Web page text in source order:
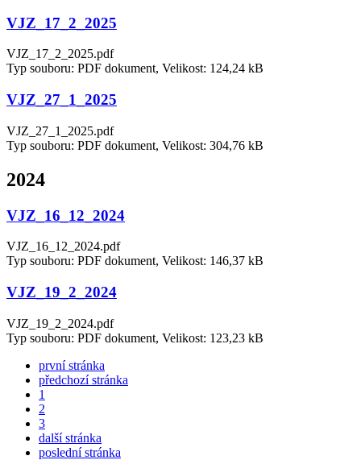
VJZ_17_2_2025
VJZ_17_2_2025.pdf
Typ souboru: PDF dokument, Velikost: 124,24 kB
VJZ_27_1_2025
VJZ_27_1_2025.pdf
Typ souboru: PDF dokument, Velikost: 304,76 kB
2024
VJZ_16_12_2024
VJZ_16_12_2024.pdf
Typ souboru: PDF dokument, Velikost: 146,37 kB
VJZ_19_2_2024
VJZ_19_2_2024.pdf
Typ souboru: PDF dokument, Velikost: 123,23 kB
první stránka
předchozí stránka
1
2
3
další stránka
poslední stránka